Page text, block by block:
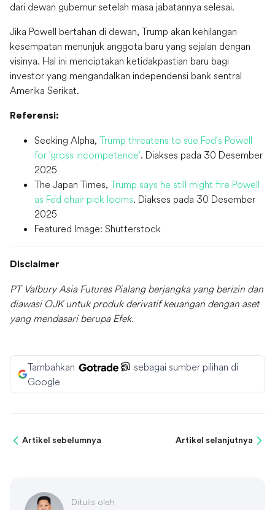
dari dewan gubernur setelah masa jabatannya selesai.
Jika Powell bertahan di dewan, Trump akan kehilangan
kesempatan menunjuk anggota baru yang sejalan dengan
visinya. Hal ini menciptakan ketidakpastian baru bagi
investor yang mengandalkan independensi bank sentral
Amerika Serikat.
Referensi:
Seeking Alpha, Trump threatens to sue Fed's Powell
for 'gross incompetence'. Diakses pada 30 Desember
2025
The Japan Times, Trump says he still might fire Powell
as Fed chair pick looms. Diakses pada 30 Desember
2025
Featured Image: Shutterstock
Disclaimer
PT Valbury Asia Futures Pialang berjangka yang berizin dan
diawasi OJK untuk produk derivatif keuangan dengan aset
yang mendasari berupa Efek.
Tambahkan
sebagai sumber pilihan di
Google
Artikel sebelumnya Artikel selanjutnya
Ditulis oleh